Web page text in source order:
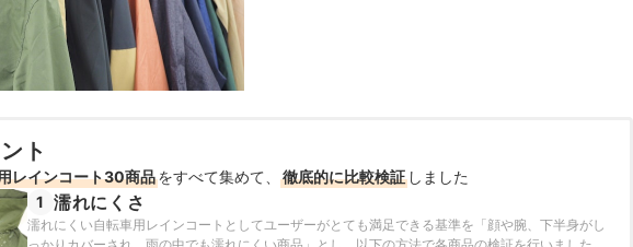
ト
レインコート30商品をすべて集めて、 徹底的に比較検証 しました
1 濡れにくさ
濡れにくい自転車用レインコートとしてユーザーがとても満足できる基準を「顔や腕、下半身がし